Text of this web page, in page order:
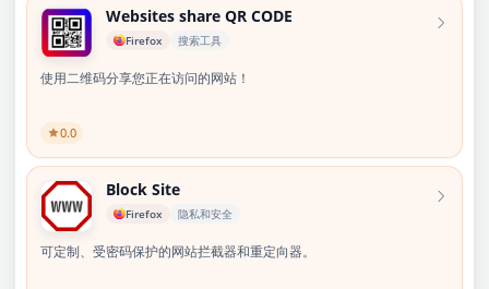
Websites share QR CODE
Firefox 搜索工具
使用二维码分享您正在访问的网站！
0.0
Block Site
Firefox 隐私和安全
可定制、受密码保护的网站拦截器和重定向器。